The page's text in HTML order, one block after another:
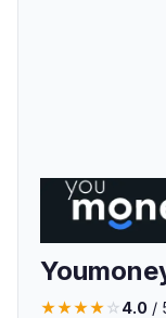
★★★★☆4.0 /